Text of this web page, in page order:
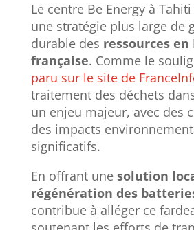
Le centre Be Energy à
une stratégie plus large de
durable des ressources en
française. Comme le
paru sur le site de
traitement des déchets
un enjeu majeur, avec des
des impacts
significatifs.
En offrant une solution
régénération des
contribue à alléger ce